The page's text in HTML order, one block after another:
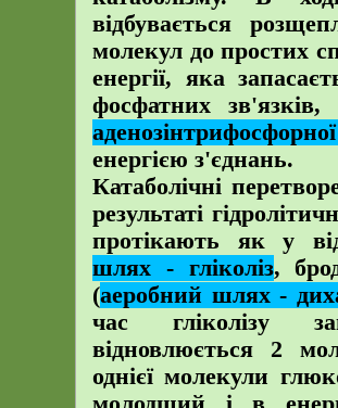
відбувається
молекул до простих
енергії, яка
фосфатних
енергією з'єднань.
Катаболічні
результаті
протікають як у
шлях - гліколіз,
(аеробний шлях -
час гліколізу
відновлюється 2
однієї молекули